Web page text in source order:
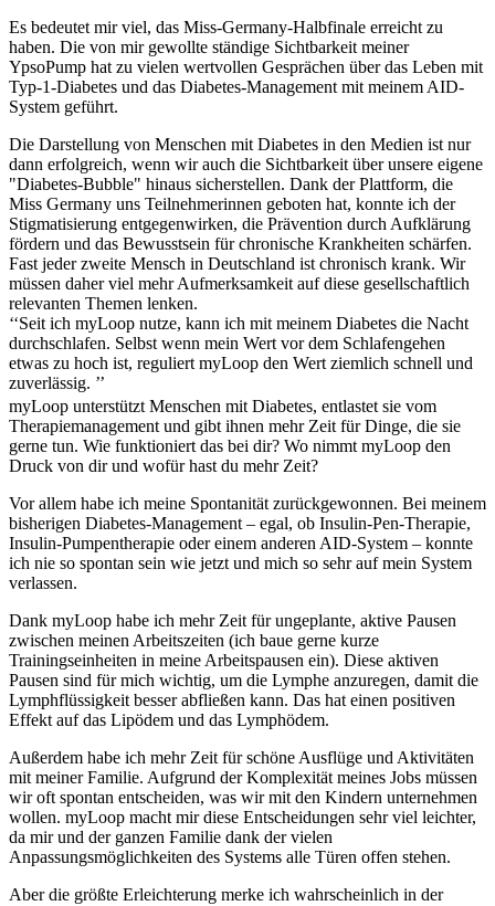
Es bedeutet mir viel, das Miss-Germany-Halbfinale erreicht zu
haben. Die von mir gewollte ständige Sichtbarkeit meiner
YpsoPump hat zu vielen wertvollen Gesprächen über das Leben mit
Typ-1-Diabetes und das Diabetes-Management mit meinem AID-
System geführt.
Die Darstellung von Menschen mit Diabetes in den Medien ist nur
dann erfolgreich, wenn wir auch die Sichtbarkeit über unsere eigene
"Diabetes-Bubble" hinaus sicherstellen. Dank der Plattform, die
Miss Germany uns Teilnehmerinnen geboten hat, konnte ich der
Stigmatisierung entgegenwirken, die Prävention durch Aufklärung
fördern und das Bewusstsein für chronische Krankheiten schärfen.
Fast jeder zweite Mensch in Deutschland ist chronisch krank. Wir
müssen daher viel mehr Aufmerksamkeit auf diese gesellschaftlich
relevanten Themen lenken.
‘‘Seit ich myLoop nutze, kann ich mit meinem Diabetes die Nacht
durchschlafen. Selbst wenn mein Wert vor dem Schlafengehen
etwas zu hoch ist, reguliert myLoop den Wert ziemlich schnell und
zuverlässig. ’’
myLoop unterstützt Menschen mit Diabetes, entlastet sie vom
Therapiemanagement und gibt ihnen mehr Zeit für Dinge, die sie
gerne tun. Wie funktioniert das bei dir? Wo nimmt myLoop den
Druck von dir und wofür hast du mehr Zeit?
Vor allem habe ich meine Spontanität zurückgewonnen. Bei meinem
bisherigen Diabetes-Management – egal, ob Insulin-Pen-Therapie,
Insulin-Pumpentherapie oder einem anderen AID-System – konnte
ich nie so spontan sein wie jetzt und mich so sehr auf mein System
verlassen.
Dank myLoop habe ich mehr Zeit für ungeplante, aktive Pausen
zwischen meinen Arbeitszeiten (ich baue gerne kurze
Trainingseinheiten in meine Arbeitspausen ein). Diese aktiven
Pausen sind für mich wichtig, um die Lymphe anzuregen, damit die
Lymphflüssigkeit besser abfließen kann. Das hat einen positiven
Effekt auf das Lipödem und das Lymphödem.
Außerdem habe ich mehr Zeit für schöne Ausflüge und Aktivitäten
mit meiner Familie. Aufgrund der Komplexität meines Jobs müssen
wir oft spontan entscheiden, was wir mit den Kindern unternehmen
wollen. myLoop macht mir diese Entscheidungen sehr viel leichter,
da mir und der ganzen Familie dank der vielen
Anpassungsmöglichkeiten des Systems alle Türen offen stehen.
Aber die größte Erleichterung merke ich wahrscheinlich in der